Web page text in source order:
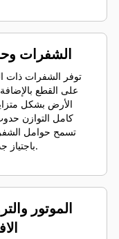
الشفرات
توفر الشفرات ذات
على القطع
الأرض بشكل
كامل التوازن
تسمح حوامل
باجتياز جذوع الأشجار والصخور.
الموتور